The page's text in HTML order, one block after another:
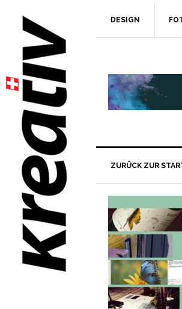
DESIGN
ZURÜCK ZUR